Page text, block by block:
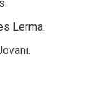
Lerma.